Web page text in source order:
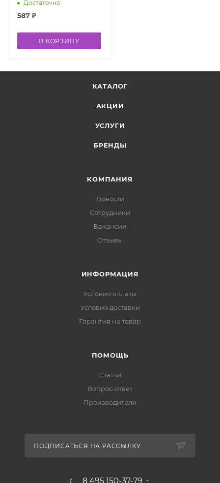
Достаточно
587 ₽
В КОРЗИНУ
КАТАЛОГ
АКЦИИ
УСЛУГИ
БРЕНДЫ
КОМПАНИЯ
Новости
Сотрудники
Вакансии
Отзывы
ИНФОРМАЦИЯ
Условия оплаты
Условия доставки
Гарантия на товар
ПОМОЩЬ
Статьи
Вопрос-ответ
Производители
ПОДПИСАТЬСЯ НА РАССЫЛКУ
8 495 150-37-79